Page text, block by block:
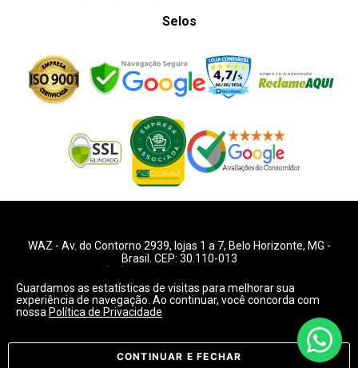
Selos
WAZ - Av. do Contorno 2939, lojas 1 a 7, Belo Horizonte, MG -
Brasil. CEP: 30.110-013
2018, WAZ. Todos os direitos reservados. É vetada a reprodução,
total ou parcial deste website.
Preços e condições de pagamentos válidos exclusivamente
Consulte condições na loja.
Guardamos as estatísticas de visitas para melhorar sua
experiência de navegação. Ao continuar, você concorda com
nossa Política de Privacidade
CONTINUAR E FECHAR